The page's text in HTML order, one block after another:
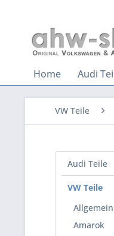
Home Audi
VW Teile
Audi Teile
VW Teile
Amarok